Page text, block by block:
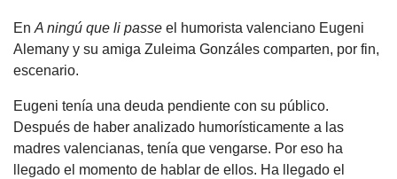
En A ningú que li passe el humorista valenciano Eugeni
Alemany y su amiga Zuleima Gonzáles comparten, por fin,
escenario.
Eugeni tenía una deuda pendiente con su público.
Después de haber analizado humorísticamente a las
madres valencianas, tenía que vengarse. Por eso ha
llegado el momento de hablar de ellos. Ha llegado el